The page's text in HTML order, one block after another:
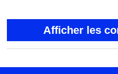
Afficher les